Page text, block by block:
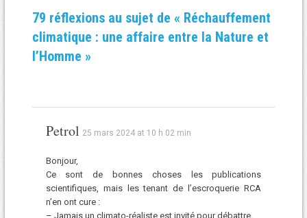
79 réflexions au sujet de « Réchauffement
climatique : une affaire entre la Nature et
l’Homme »
Petrol 25 mars 2024 at 10 h 02 min
Bonjour,
Ce sont de bonnes choses les publications
scientifiques, mais les tenant de l’escroquerie RCA
n’en ont cure :
– Jamais un climato-réaliste est invité pour débattre.